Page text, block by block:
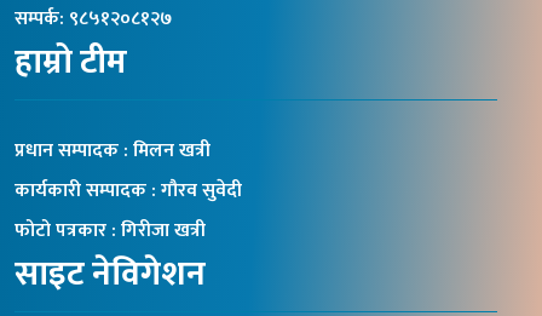
सम्पर्क: ९८५१२०८१२७
हाम्रो टीम
प्रधान सम्पादक : मिलन खत्री
कार्यकारी सम्पादक : गौरव सुवेदी
फोटो पत्रकार : गिरीजा खत्री
साइट नेविगेशन